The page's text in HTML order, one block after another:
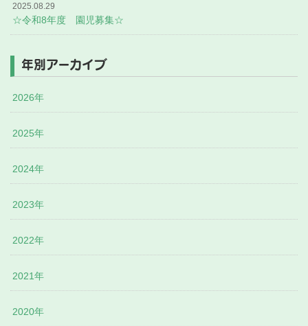
2025.08.29
☆令和8年度 園児募集☆
年別アーカイブ
2026年
2025年
2024年
2023年
2022年
2021年
2020年